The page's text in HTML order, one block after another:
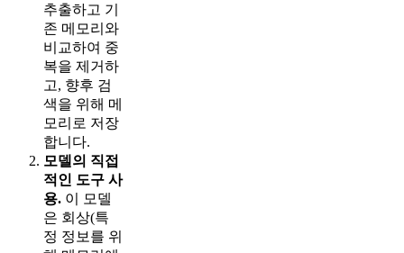
추출하고 기
존 메모리와
비교하여 중
복을 제거하
고, 향후 검
색을 위해 메
모리로 저장
합니다.
모델의 직접
적인 도구 사
용. 이 모델
은 회상(특
정 정보를 위